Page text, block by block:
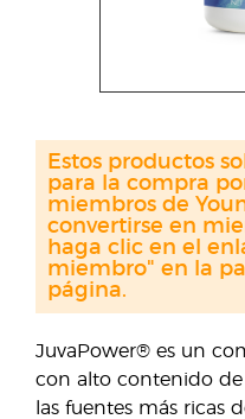
JuvaPower® es un
con alto contenido
las fuentes más ricas
Estos productos
para la compra
miembros de
convertirse en
haga clic en el
miembro" en la
página.